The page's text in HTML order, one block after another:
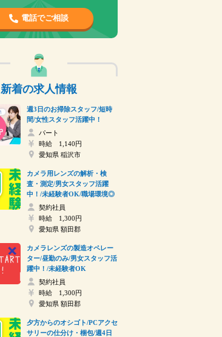
電話でご相談
新着の求人情報
週3日のお掃除スタッフ/短時
間/女性スタッフ活躍中！
パート
時給 1,140円
愛知県 稲沢市
カメラ用レンズの解析・検
査・測定/男女スタッフ活躍
中！/未経験者OK/職場環境◎
契約社員
時給 1,300円
愛知県 額田郡
カメラレンズの製造オペレー
ター/昼勤のみ/男女スタッフ活
躍中！/未経験者OK
契約社員
時給 1,300円
愛知県 額田郡
夕方からのオシゴト/PCアクセ
サリーの仕分け・梱包/週4日